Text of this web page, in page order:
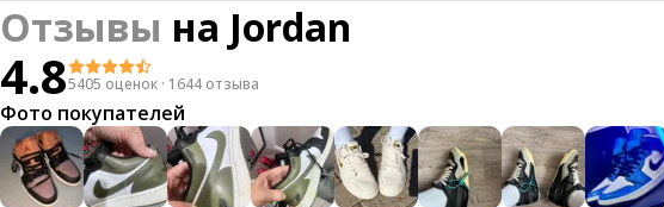
Отзывы на Jordan
4.85405 оценок · 1644 отзыва
Фото покупателей